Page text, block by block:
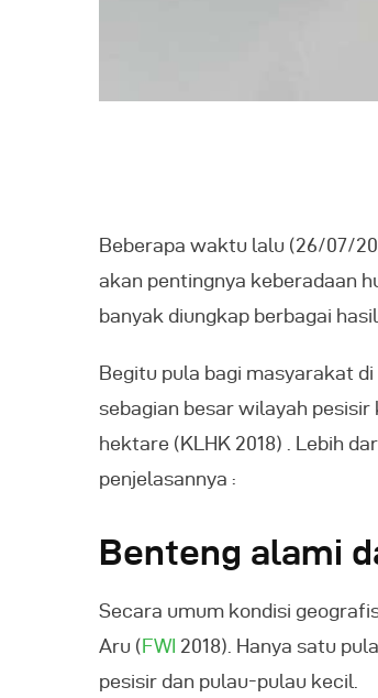
Beberapa waktu lalu (26/07/
akan pentingnya keberadaan
banyak diungkap berbagai
Begitu pula bagi masyarakat
sebagian besar wilayah
hektare (KLHK 2018) . Lebih
penjelasannya :
Benteng alami
Secara umum kondisi
Aru (FWI 2018). Hanya satu
pesisir dan pulau-pulau kecil.